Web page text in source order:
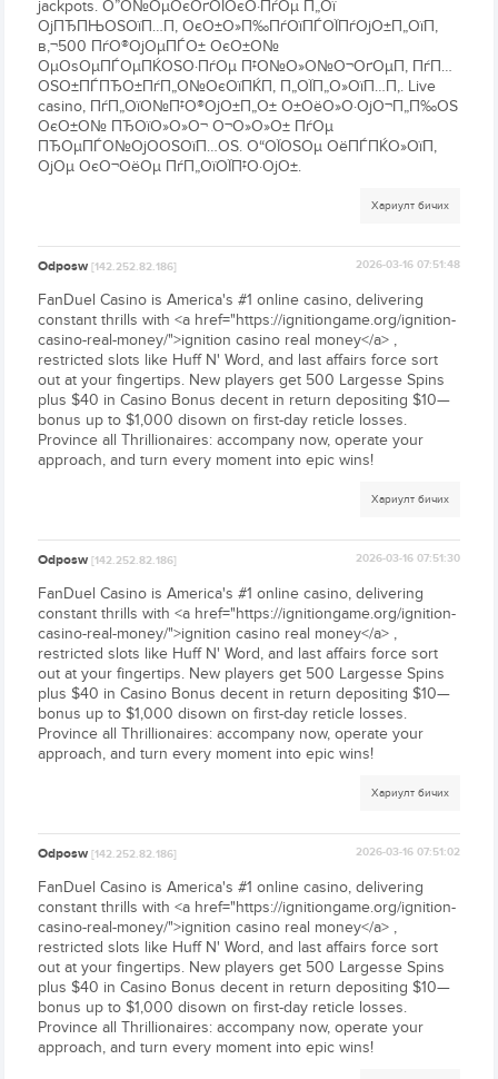
jackpots. О”О№ОµОєОґОЇОєО·ПѓОµ П„Ої
ОјПЂПЊОЅОїП…П‚ ОєО±О»П‰ПѓОїПЃОЇПѓОјО±П„ОїП‚
в‚¬500 ПѓО®ОјОµПЃО± ОєО±О№
ОµОѕОµПЃОµПЌОЅО·ПѓОµ П‡О№О»О№О¬ОґОµП‚ ПѓП…
ОЅО±ПЃПЂО±ПѓП„О№ОєОїПЌП‚ П„ОЇП„О»ОїП…П‚. Live
casino, ПѓП„ОїО№П‡О®ОјО±П„О± О±ОёО»О·ОјО¬П„П‰ОЅ
ОєО±О№ ПЂОїО»О»О¬ О¬О»О»О± ПѓОµ
ПЂОµПЃО№ОјО­ОЅОїП…ОЅ. О“ОЇОЅОµ ОёПЃПЌО»ОїП‚
ОјОµ ОєО¬ОёОµ ПѓП„ОїОЇП‡О·ОјО±.
Хариулт бичих
Odposw[142.252.82.186] 2026-03-16 07:51:48
FanDuel Casino is America's #1 online casino, delivering
constant thrills with <a href="https://ignitiongame.org/ignition-
casino-real-money/">ignition casino real money</a> ,
restricted slots like Huff N' Word, and last affairs force sort
out at your fingertips. New players get 500 Largesse Spins
plus $40 in Casino Bonus decent in return depositing $10—
bonus up to $1,000 disown on first-day reticle losses.
Province all Thrillionaires: accompany now, operate your
approach, and turn every moment into epic wins!
Хариулт бичих
Odposw[142.252.82.186] 2026-03-16 07:51:30
FanDuel Casino is America's #1 online casino, delivering
constant thrills with <a href="https://ignitiongame.org/ignition-
casino-real-money/">ignition casino real money</a> ,
restricted slots like Huff N' Word, and last affairs force sort
out at your fingertips. New players get 500 Largesse Spins
plus $40 in Casino Bonus decent in return depositing $10—
bonus up to $1,000 disown on first-day reticle losses.
Province all Thrillionaires: accompany now, operate your
approach, and turn every moment into epic wins!
Хариулт бичих
Odposw[142.252.82.186] 2026-03-16 07:51:02
FanDuel Casino is America's #1 online casino, delivering
constant thrills with <a href="https://ignitiongame.org/ignition-
casino-real-money/">ignition casino real money</a> ,
restricted slots like Huff N' Word, and last affairs force sort
out at your fingertips. New players get 500 Largesse Spins
plus $40 in Casino Bonus decent in return depositing $10—
bonus up to $1,000 disown on first-day reticle losses.
Province all Thrillionaires: accompany now, operate your
approach, and turn every moment into epic wins!